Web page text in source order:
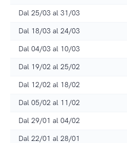
Dal 25/03 al 31/03
Dal 18/03 al 24/03
Dal 04/03 al 10/03
Dal 19/02 al 25/02
Dal 12/02 al 18/02
Dal 05/02 al 11/02
Dal 29/01 al 04/02
Dal 22/01 al 28/01